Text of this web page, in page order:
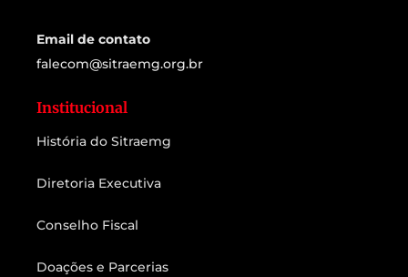
Email de contato
falecom@sitraemg.org.br
Institucional
História do Sitraemg
Diretoria Executiva
Conselho Fiscal
Doações e Parcerias